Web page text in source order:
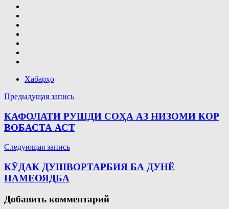
Хабарҳо
Навигация
по
записям
Предыдущая запись
КАФОЛАТИ РУШДИ СОҲА АЗ НИЗОМИ КОР
ВОБАСТА АСТ
Следующая запись
КӮДАК ДУШВОРТАРБИЯ БА ДУНЁ
НАМЕОЯДБА
Добавить комментарий